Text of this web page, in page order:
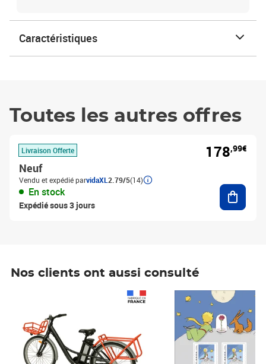
Caractéristiques
Toutes les autres offres
Livraison Offerte
Neuf
Vendu et expédié parvidaXL 2.79/5(14)
En stock
Expédié sous 3 jours
178,99€
Nos clients ont aussi consulté
Prix 7,50€